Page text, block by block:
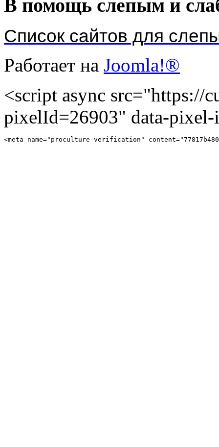
В помощь слепым и
Список сайтов для
Работает на Joomla!®
<script async src="https://
pixelId=26903" data-
<meta name="proculture-verification"